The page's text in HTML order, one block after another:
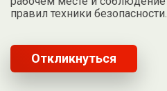
правил техники безопасности.
Откликнуться